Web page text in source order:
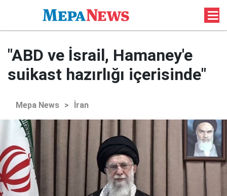
"ABD ve İsrail, Hamaney'e
suikast hazırlığı içerisinde"
Mepa News > İran